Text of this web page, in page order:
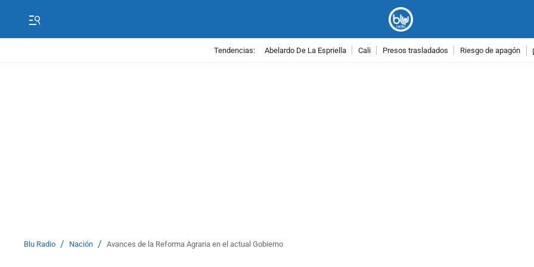
Tendencias: Abelardo De La Espriella Cali Presos trasladados Riesgo de apagón
Blu Radio / Nación / Avances de la Reforma Agraria en el actual Gobierno